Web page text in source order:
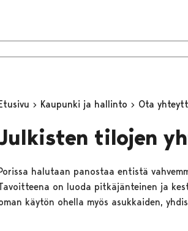
Kaupunki ja hallinto Ota
tilojen
halutaan panostaa entistä
on luoda pitkäjänteinen ja
käytön ohella myös asukkaiden,